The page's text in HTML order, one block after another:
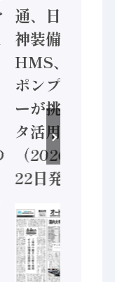
通、日立 / 兵
神装備 ×
HMS、老舗
ポンプメーカ
ーが挑むデー
タ活用 など
（2026年7月
22日発行）